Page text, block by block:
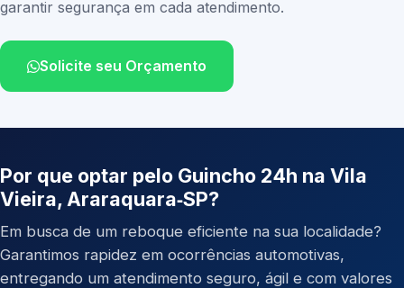
garantir segurança em cada atendimento.
Solicite seu Orçamento
Por que optar pelo Guincho 24h na Vila
Vieira, Araraquara‑SP?
Em busca de um reboque eficiente na sua localidade?
Garantimos rapidez em ocorrências automotivas,
entregando um atendimento seguro, ágil e com valores